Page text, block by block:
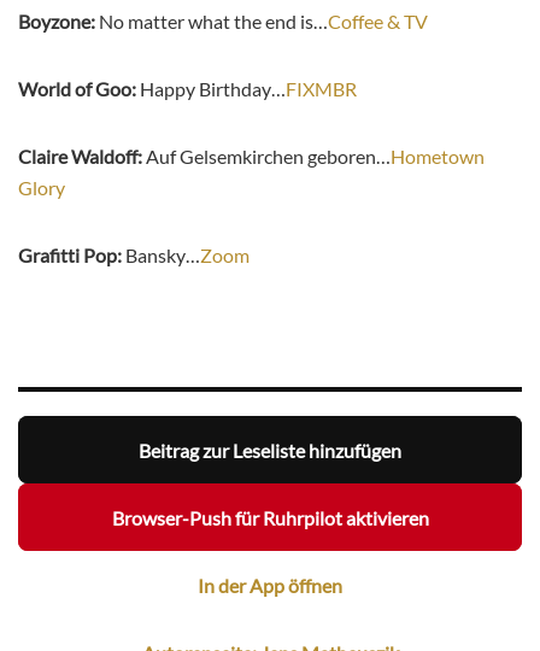
Boyzone: No matter what the end is…Coffee & TV
World of Goo: Happy Birthday…FIXMBR
Claire Waldoff:Auf Gelsemkirchen geboren…Hometown
Glory
Grafitti Pop: Bansky…Zoom
Beitrag zur Leseliste hinzufügen
Browser-Push für Ruhrpilot aktivieren
In der App öffnen